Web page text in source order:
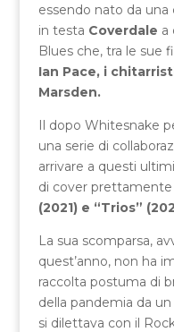
essendo nato da una
in testa Coverdale a
Blues che, tra le sue
Ian Pace, i
Marsden.
Il dopo Whitesnake
una serie di
arrivare a questi
di cover prettamente
(2021) e “Trios”
La sua scomparsa,
quest’anno, non ha
raccolta postuma di
della pandemia da
si dilettava con il